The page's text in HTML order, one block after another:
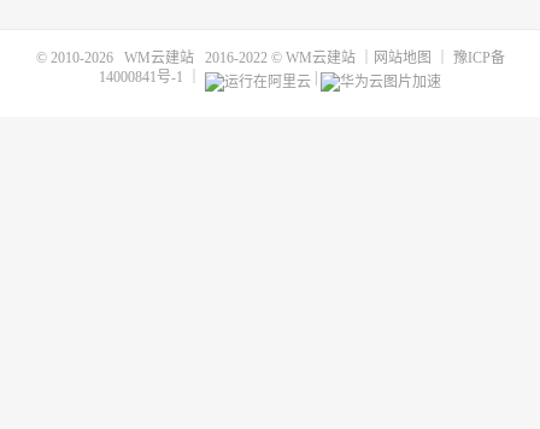
© 2010-2026 WM云建站2016-2022 © WM云建站｜ 网站地图
豫ICP备
14000841号-1